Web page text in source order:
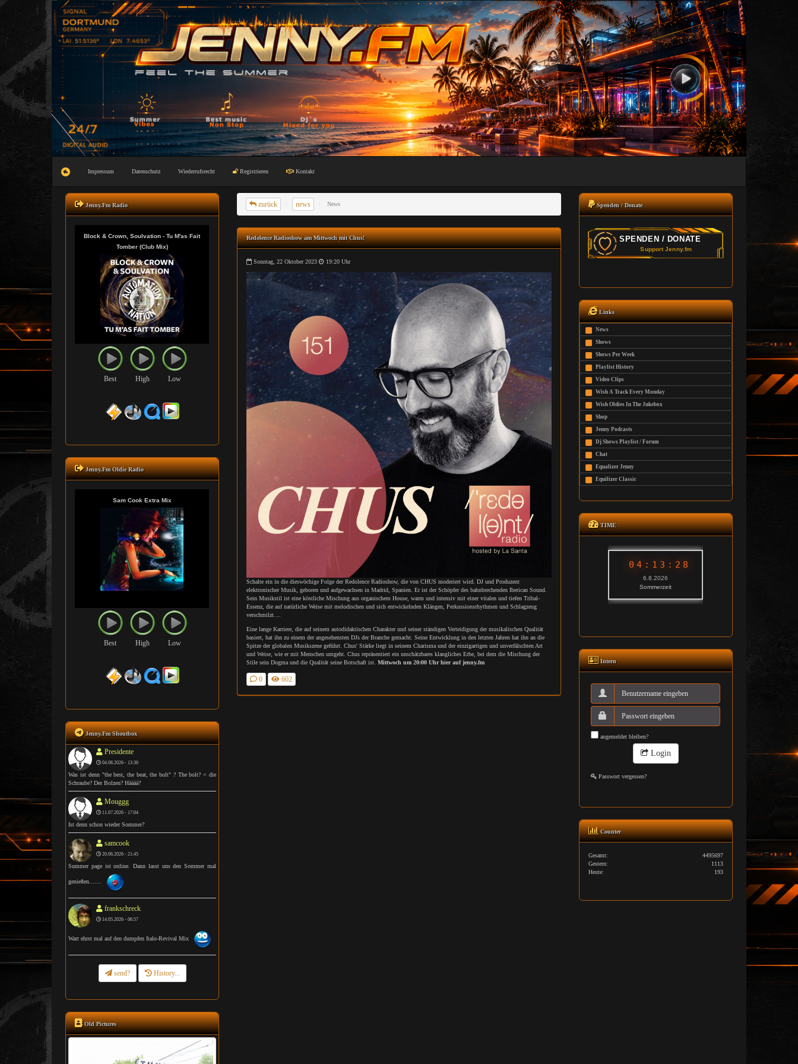
Impressum Datenschutz Wiederrufsrecht Registrieren Kontakt
Jenny.Fm Radio
Best High Low
Jenny.Fm Oldie Radio
Best High Low
Jenny.Fm Shoutbox
Presidente
04.08.2026 - 13:30
Was ist denn "the best, the beat, the bolt" ? The bolt? = die
Schraube? Der Bolzen? Hääää?
Mouggg
11.07.2026 - 17:04
Ist denn schon wieder Sommer?
samcook
20.06.2026 - 21:45
Summer page ist online. Dann lasst uns den Sommer mal
genießen.......
frankschreck
14.05.2026 - 06:57
Wart ehrst mal auf den dumpfen Italo-Revival Mix
send? History...
Old Pictures
zurück news News
Redolence Radioshow am Mittwoch mit Chus!
Sonntag, 22 Oktober 2023 19:20 Uhr
Schalte ein in die dieswöchige Folge der Redolence Radioshow, die von CHUS moderiert wird. DJ und Produzent
elektronischer Musik, geboren und aufgewachsen in Madrid, Spanien. Er ist der Schöpfer des bahnbrechenden Iberican Sound.
Sein Musikstil ist eine köstliche Mischung aus organischem House, warm und intensiv mit einer vitalen und tiefen Tribal-
Essenz, die auf natürliche Weise mit melodischen und sich entwickelnden Klängen, Perkussionsrhythmen und Schlagzeug
verschmilzt....
Eine lange Karriere, die auf seinem autodidaktischen Charakter und seiner ständigen Verteidigung der musikalischen Qualität
basiert, hat ihn zu einem der angesehensten DJs der Branche gemacht. Seine Entwicklung in den letzten Jahren hat ihn an die
Spitze der globalen Musikszene geführt. Chus' Stärke liegt in seinem Charisma und der einzigartigen und unverfälschten Art
und Weise, wie er mit Menschen umgeht. Chus repräsentiert ein unschätzbares klangliches Erbe, bei dem die Mischung der
Stile sein Dogma und die Qualität seine Botschaft ist. Mittwoch um 20:00 Uhr hier auf jenny.fm
0 602
Spenden / Donate
Links
News
Shows
Shows Per Week
Playlist History
Video Clips
Wish A Track Every Monday
Wish Oldies In The Jukebox
Shop
Jenny Podcasts
Dj Shows Playlist / Forum
Chat
Equalizer Jenny
Equilizer Classic
TIME
Intern
angemeldet bleiben?
Login
Passwort vergessen?
Counter
Gesamt:
4495697
Gestern:
1113
Heute:
193